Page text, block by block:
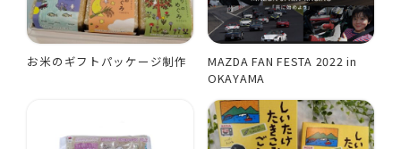
お米のギフトパッケージ制作
MAZDA FAN FESTA 2022 in
OKAYAMA